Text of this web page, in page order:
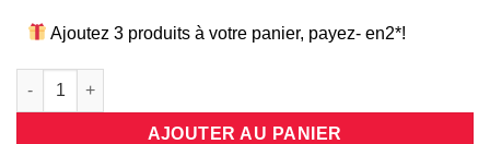
Ajoutez 3 produits à votre panier, payez- en2*!
quantité de Bracelet doré à breloques d'inspiration ethnique
AJOUTER AU PANIER